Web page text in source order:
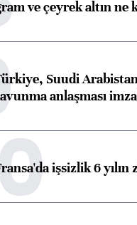
ve çeyrek altın ne
Suudi
anlaşması
işsizlik 6 yılın